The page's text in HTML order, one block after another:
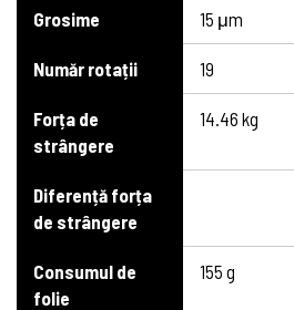
Grosime 15 μm
Număr rotații 19
Forța de
strângere
14.46 kg
Diferență forța
de strângere
Consumul de
folie
155 g